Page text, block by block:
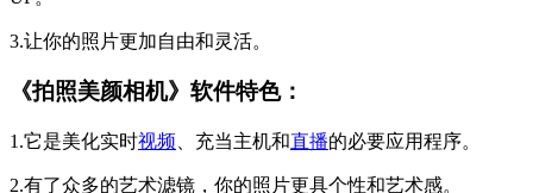
3.让你的照片更加自由和灵活。
《拍照美颜相机》软件特色：
1.它是美化实时视频 、充当主机和直播的必要应用程序。
2.有了众多的艺术滤镜，你的照片更具个性和艺术感。